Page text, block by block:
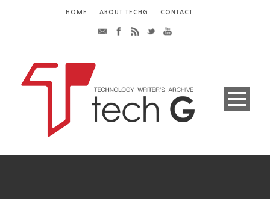
HOME ABOUT TECHG CONTACT